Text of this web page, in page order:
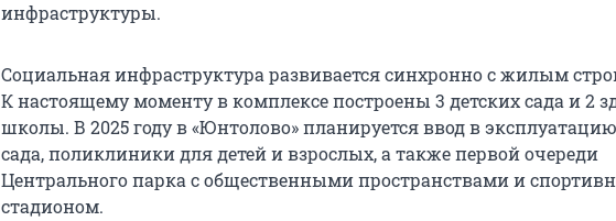
инфраструктуры.
Социальная инфраструктура развивается синхронно с жилым
К настоящему моменту в комплексе построены 3 детских сада и 2
школы. В 2025 году в «Юнтолово» планируется ввод в эксплуатацию
сада, поликлиники для детей и взрослых, а также первой очереди
Центрального парка с общественными пространствами и
стадионом.